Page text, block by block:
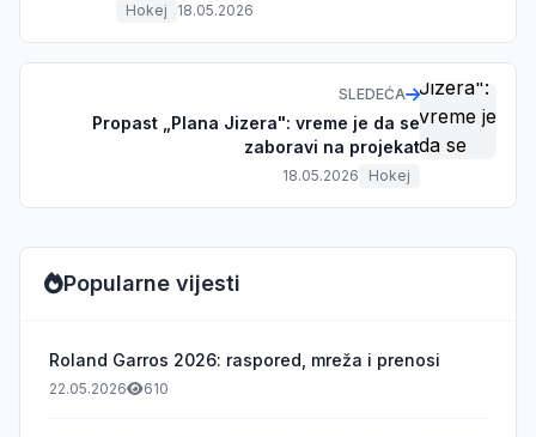
Hokej 18.05.2026
SLEDEĆA
Propast „Plana Jizera": vreme je da se
zaboravi na projekat
18.05.2026 Hokej
Popularne vijesti
Roland Garros 2026: raspored, mreža i prenosi
22.05.2026 610